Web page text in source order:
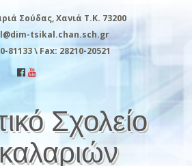
Σούδας, Χανιά Τ.Κ. 73200
tsikal.chan.sch.gr
81133 \ Fax: 28210-20521
Σχολείο